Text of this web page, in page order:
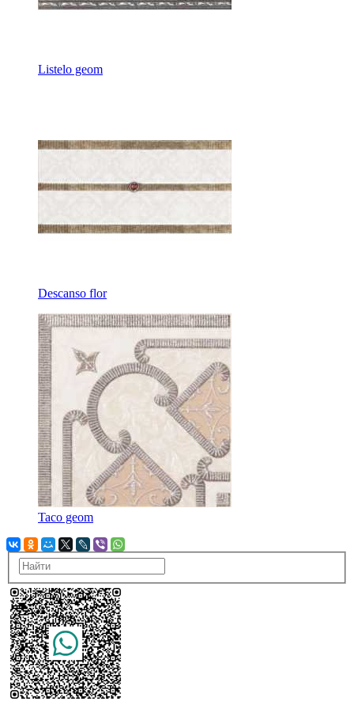
Listelo geom
Descanso flor
Taco geom